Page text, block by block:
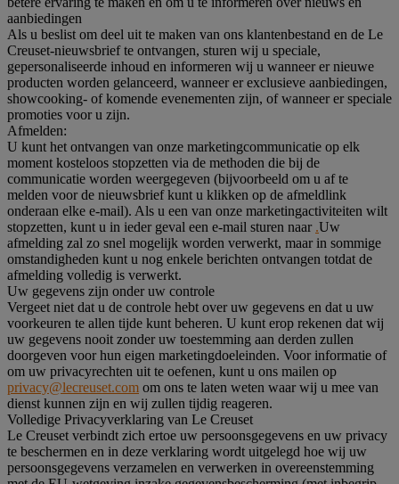
aanbiedingen
Als u beslist om deel uit te maken van ons klantenbestand en de Le
Creuset-nieuwsbrief te ontvangen, sturen wij u speciale,
gepersonaliseerde inhoud en informeren wij u wanneer er nieuwe
producten worden gelanceerd, wanneer er exclusieve aanbiedingen,
showcooking- of komende evenementen zijn, of wanneer er speciale
promoties voor u zijn.
Afmelden:
U kunt het ontvangen van onze marketingcommunicatie op elk
moment kosteloos stopzetten via de methoden die bij de
communicatie worden weergegeven (bijvoorbeeld om u af te
melden voor de nieuwsbrief kunt u klikken op de afmeldlink
onderaan elke e-mail). Als u een van onze marketingactiviteiten wilt
stopzetten, kunt u in ieder geval een e-mail sturen naar .Uw
afmelding zal zo snel mogelijk worden verwerkt, maar in sommige
omstandigheden kunt u nog enkele berichten ontvangen totdat de
afmelding volledig is verwerkt.
Uw gegevens zijn onder uw controle
Vergeet niet dat u de controle hebt over uw gegevens en dat u uw
voorkeuren te allen tijde kunt beheren. U kunt erop rekenen dat wij
uw gegevens nooit zonder uw toestemming aan derden zullen
doorgeven voor hun eigen marketingdoeleinden. Voor informatie of
om uw privacyrechten uit te oefenen, kunt u ons mailen op
privacy@lecreuset.com om ons te laten weten waar wij u mee van
dienst kunnen zijn en wij zullen tijdig reageren.
Volledige Privacyverklaring van Le Creuset
Le Creuset verbindt zich ertoe uw persoonsgegevens en uw privacy
te beschermen en in deze verklaring wordt uitgelegd hoe wij uw
persoonsgegevens verzamelen en verwerken in overeenstemming